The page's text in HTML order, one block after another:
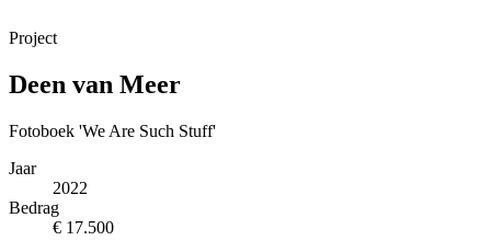
Project
Deen van Meer
Fotoboek 'We Are Such Stuff'
Jaar
2022
Bedrag
€ 17.500